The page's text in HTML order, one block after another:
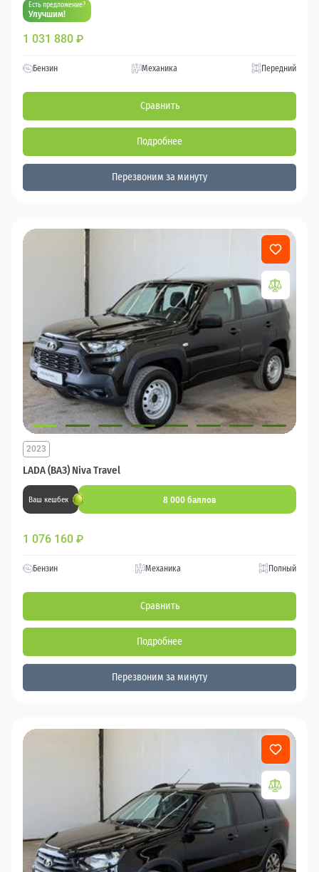
Есть предложение?
Улучшим!
1 031 880 ₽
Бензин Механика Передний
Сравнить
Подробнее
Перезвоним за минуту
LADA (ВАЗ) Niva Travel
2023
Ваш кешбек 8 000 баллов
1 076 160 ₽
Бензин Механика Полный
Сравнить
Подробнее
Перезвоним за минуту